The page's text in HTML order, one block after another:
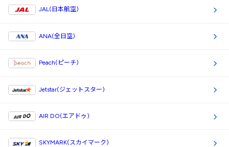
JAL(日本航空)
ANA(全日空)
Peach(ピーチ)
Jetstar(ジェットスター)
AIR DO(エアドゥ)
SKYMARK(スカイマーク)